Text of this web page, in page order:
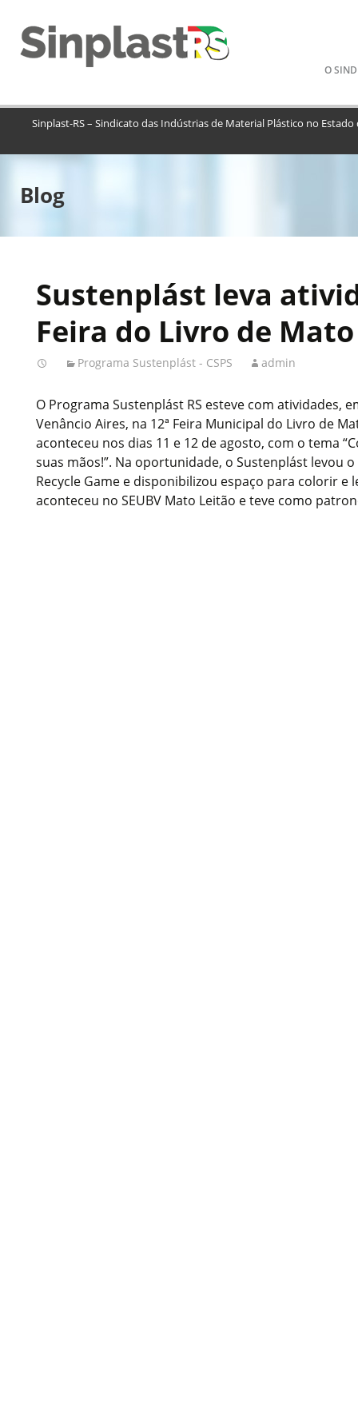
Pular
o
O
Sinplast-RS – Sindicato das Indústrias de Material Plástico no Estado
Blog
Sustenplást leva
Feira do Livro de
Programa Sustenplást - CSPS admin
O Programa Sustenplást RS esteve com atividades,
Venâncio Aires, na 12ª Feira Municipal do Livro de
aconteceu nos dias 11 e 12 de agosto, com o tema
suas mãos!”. Na oportunidade, o Sustenplást levou
Recycle Game e disponibilizou espaço para colorir e
aconteceu no SEUBV Mato Leitão e teve como